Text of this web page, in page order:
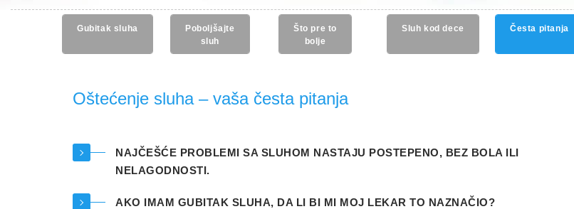
Gubitak sluha
Poboljšajte
sluh
Što pre to
bolje
Sluh kod dece Česta pitanja
Oštećenje sluha – vaša česta pitanja
NAJČEŠĆE PROBLEMI SA SLUHOM NASTAJU POSTEPENO, BEZ BOLA ILI
NELAGODNOSTI.
AKO IMAM GUBITAK SLUHA, DA LI BI MI MOJ LEKAR TO NAZNAČIO?